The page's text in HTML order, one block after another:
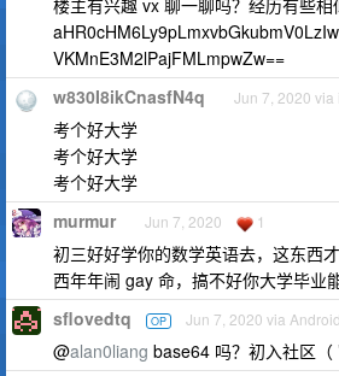
楼主有兴趣 vx 聊一聊吗？经历有些相
VKMnE3M2lPajFMLmpwZw==
w830I8ikCnasfN4q Jun 7, 2020 via
考个好大学
考个好大学
考个好大学
murmur Jun 7, 2020 1
初三好好学你的数学英语去，这东西
西年年闹 gay 命，搞不好你大学毕业
sflovedtq OP Jun 7, 2020 via Android
@alan0liang base64 吗？初入社区（